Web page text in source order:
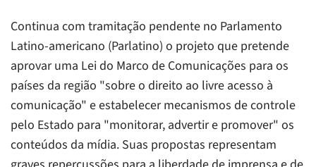
Continua com tramitação pendente no Parlamento
Latino-americano (Parlatino) o projeto que pretende
aprovar uma Lei do Marco de Comunicações para os
países da região "sobre o direito ao livre acesso à
comunicação" e estabelecer mecanismos de controle
pelo Estado para "monitorar, advertir e promover" os
conteúdos da mídia. Suas propostas representam